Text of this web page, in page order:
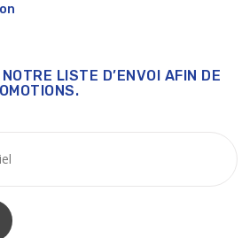
LISTE D’ENVOI AFIN DE